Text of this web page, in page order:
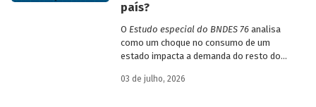
país?
O Estudo especial do BNDES 76analisa
como um choque no consumo de um
estado impacta a demanda do resto do
Grande do Sul.
03 de julho, 2026